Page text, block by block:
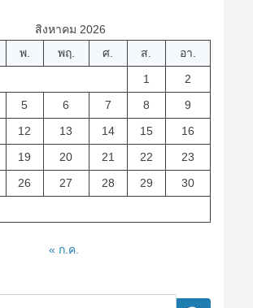
สิงหาคม 2026
พ. พฤ. ศ. ส.
อา.
1
2
5 6 7 8
9
12 13 14 15
16
19 20 21 22
23
26 27 28 29
30
« ก.ค.